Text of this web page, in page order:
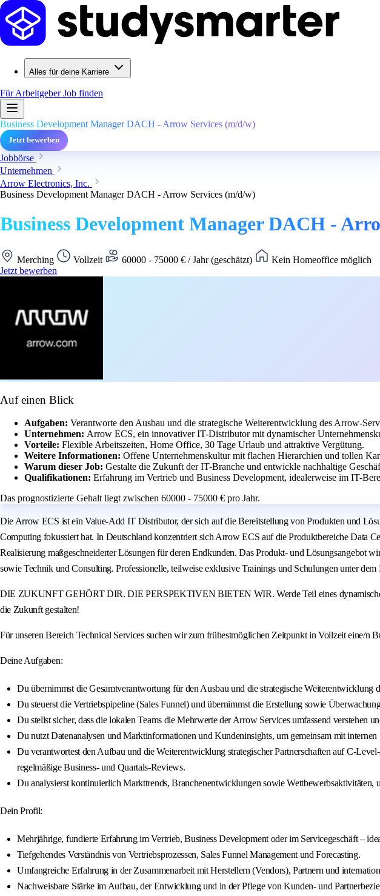
Alles für deine Karriere
Für ArbeitgeberJob finden
Business Development Manager DACH - Arrow Services (m/d/w)
Jetzt bewerben
Jobbörse
Unternehmen
Arrow Electronics, Inc.
Business Development Manager DACH - Arrow Services (m/d/w)
Business Development Manager DACH -
Merching Vollzeit 60000 - 75000 € / Jahr (geschätzt)
Kein Homeoffice möglich
Jetzt bewerben
Auf einen Blick
Aufgaben: Verantworte den Ausbau und die strategische Weiterentwicklung des Arrow-
Unternehmen: Arrow ECS, ein innovativer IT-Distributor mit dynamischer
Vorteile: Flexible Arbeitszeiten, Home Office, 30 Tage Urlaub und attraktive Vergütung.
Weitere Informationen: Offene Unternehmenskultur mit flachen Hierarchien und tollen
Warum dieser Job: Gestalte die Zukunft der IT-Branche und entwickle nachhaltige
Qualifikationen: Erfahrung im Vertrieb und Business Development, idealerweise im IT-
Das prognostizierte Gehalt liegt zwischen 60000 - 75000 € pro Jahr.
Die Arrow ECS ist ein Value-Add IT Distributor, der sich auf die Bereitstellung von Produkten und
Computing fokussiert hat. In Deutschland konzentriert sich Arrow ECS auf die Produktbereiche Data
Realisierung maßgeschneiderter Lösungen für deren Endkunden. Das Produkt- und
sowie Technik und Consulting. Professionelle, teilweise exklusive Trainings und Schulungen unter
DIE ZUKUNFT GEHÖRT DIR. DIE PERSPEKTIVEN BIETEN WIR. Werde Teil eines
die Zukunft gestalten!
Für unseren Bereich Technical Services suchen wir zum frühestmöglichen Zeitpunkt in Vollzeit eine/
Deine Aufgaben:
Du übernimmst die Gesamtverantwortung für den Ausbau und die strategische Weiterentwicklung
Du steuerst die Vertriebspipeline (Sales Funnel) und übernimmst die Erstellung sowie
Du stellst sicher, dass die lokalen Teams die Mehrwerte der Arrow Services umfassend
Du nutzt Datenanalysen und Marktinformationen und Kundeninsights, um gemeinsam mit
Du verantwortest den Aufbau und die Weiterentwicklung strategischer Partnerschaften auf C-
regelmäßige Business- und Quartals-Reviews.
Du analysierst kontinuierlich Markttrends, Branchenentwicklungen sowie
Dein Profil:
Mehrjährige, fundierte Erfahrung im Vertrieb, Business Development oder im Servicegeschäft –
Tiefgehendes Verständnis von Vertriebsprozessen, Sales Funnel Management und Forecasting.
Umfangreiche Erfahrung in der Zusammenarbeit mit Herstellern (Vendors), Partnern und
Nachweisbare Stärke im Aufbau, der Entwicklung und in der Pflege von Kunden- und